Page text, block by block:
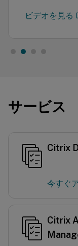
ビデオを見る
サービス
Citrix
今すぐ
Citrix